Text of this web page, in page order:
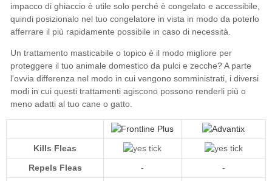
Kills Fleas
Repels Fleas
-
-